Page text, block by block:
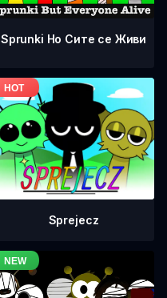
Sprunki Но Сите се Живи
Sprejecz